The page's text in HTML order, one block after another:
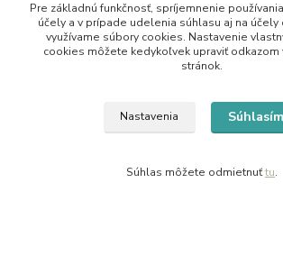
Kontaktné údaje
0907864188
Pre základnú funkčnosť, spríjemnenie
účely a v prípade udelenia súhlasu aj na účely
využívame súbory cookies. Nastavenie
cookies môžete kedykoľvek upraviť odkazom
stránok.
Nastavenia Súhlasím
Súhlas môžete odmietnuťtu.